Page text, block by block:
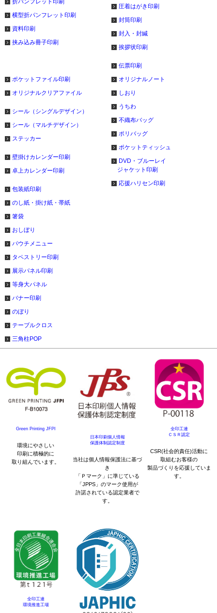
横型折パンフレット印刷
資料印刷
挟み込み冊子印刷
圧着はがき印刷
封筒印刷
封入・封緘
挨拶状印刷
伝票印刷
ポケットファイル印刷
オリジナルクリアファイル
シール（シングルデザイン）
シール（マルチデザイン）
ステッカー
壁掛けカレンダー印刷
卓上カレンダー印刷
包装紙印刷
のし紙・掛け紙・帯紙
箸袋
おしぼり
パウチメニュー
オリジナルノート
しおり
うちわ
不織布バッグ
ポリバッグ
ポケットティッシュ
DVD・ブルーレイ
ジャケット印刷
応援ハリセン印刷
タペストリー印刷
展示パネル印刷
等身大パネル
バナー印刷
のぼり
テーブルクロス
三角柱POP
Green Printing JFPI
環境にやさしい
印刷に積極的に
取り組んでいます。
日本印刷個人情報
保護体制認定制度
当社は個人情報保護法に基づ
き
「Ｐマーク」に準じている
「JPPS」のマーク使用が
許諾されている認定業者で
す。
全印工連
ＣＳＲ認定
CSR(社会的責任)活動に
取組むお客様の
製品づくりを応援していま
す。
全印工連
環境推進工場